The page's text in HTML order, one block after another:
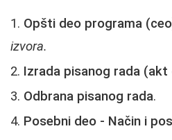
Opšti deo programa
izvora.
Izrada pisanog rada
Odbrana pisanog rada.
Posebni deo - Način i